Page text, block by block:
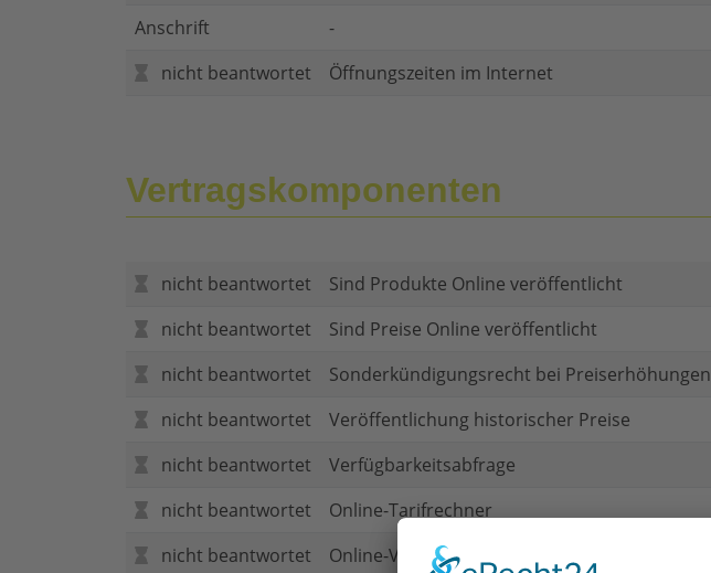
Anschrift
-
nicht beantwortet
Öffnungszeiten im Internet
Vertragskomponenten
nicht beantwortet
Sind Produkte Online veröffentlicht
nicht beantwortet
Sind Preise Online veröffentlicht
nicht beantwortet
Sonderkündigungsrecht bei Preiserhöhungen
nicht beantwortet
Veröffentlichung historischer Preise
nicht beantwortet
Verfügbarkeitsabfrage
nicht beantwortet
Online-Tarifrechner
nicht beantwortet
Online-Vertragsabschluss